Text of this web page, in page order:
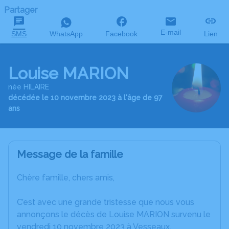
Partager
SMS WhatsApp Facebook E-mail Lien
Louise MARION
née HILAIRE
décédée le 10 novembre 2023 à l'âge de 97
ans
Message de la famille
Chère famille, chers amis,
C’est avec une grande tristesse que nous vous
annonçons le décès de Louise MARION survenu le
vendredi 10 novembre 2023 à Vesseaux.